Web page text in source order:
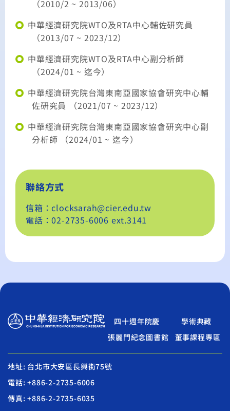
（2010/2 ~ 2013/06）
中華經濟研究院WTO及RTA中心輔佐研究員
（2013/07 ~ 2023/12）
中華經濟研究院WTO及RTA中心副分析師
（2024/01 ~ 迄今）
中華經濟研究院台灣東南亞國家協會研究中心輔
佐研究員 （2021/07 ~ 2023/12）
中華經濟研究院台灣東南亞國家協會研究中心副
分析師 （2024/01 ~ 迄今）
聯絡方式
信箱：clocksarah@cier.edu.tw
電話：02-2735-6006 ext.3141
四十週年院慶
學術典藏
張麗門紀念圖書館
董事課程專區
地址: 台北市大安區長興街75號
電話: +886-2-2735-6006
傳真: +886-2-2735-6035